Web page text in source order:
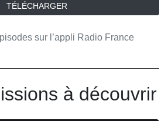
TÉLÉCHARGER
sur l’appli Radio France
à découvrir